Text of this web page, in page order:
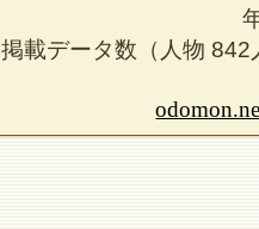
掲載データ数（人物842